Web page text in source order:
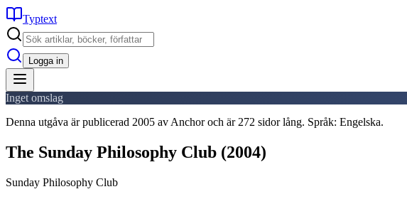
Typtext
Logga in
Inget omslag
Denna utgåva är publicerad 2005 av Anchor och är 272 sidor lång. Språk: Engelska.
The Sunday Philosophy Club (2004)
Sunday Philosophy Club